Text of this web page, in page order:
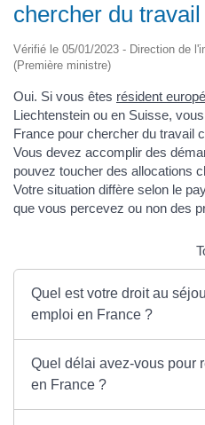
chercher du
Vérifié le 05/01/2023 - Direction de
(Première ministre)
Oui. Si vous êtes résident
Liechtenstein ou en Suisse,
France pour chercher du travail
Vous devez accomplir des
pouvez toucher des allocations
Votre situation diffère selon le
que vous percevez ou non des
Quel est votre droit au
emploi en France ?
Quel délai avez-vous pour
en France ?